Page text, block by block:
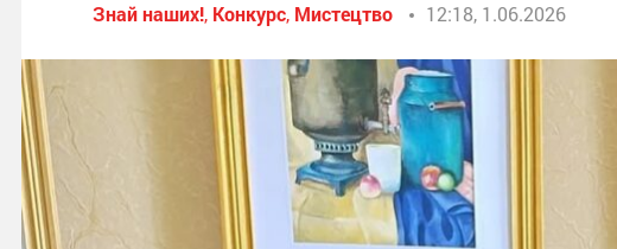
Знай наших!, Конкурс, Мистецтво 12:18, 1.06.2026